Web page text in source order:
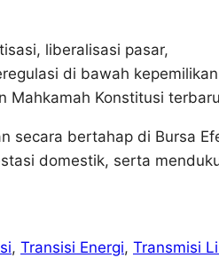
liberalisasi pasar,
di bawah kepemilikan
Mahkamah Konstitusi
secara bertahap di Bursa
domestik, serta
, Transisi Energi, Transmisi